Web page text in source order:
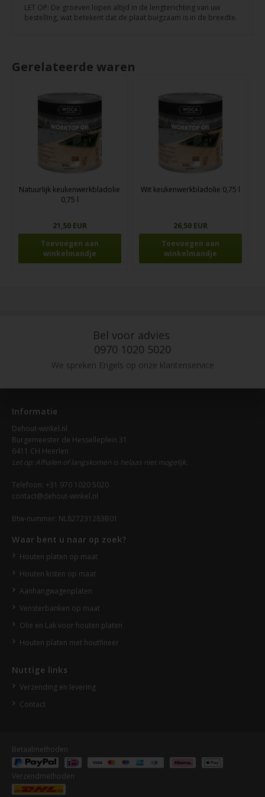
LET OP: De groeven lopen altijd in de lengterichting van uw
bestelling, wat betekent dat de plaat buigzaam is in de breedte.
Gerelateerde waren
Natuurlijk keukenwerkbladolie
0,75 l
21,50 EUR
Wit keukenwerkbladolie 0,75 l
26,50 EUR
Bel voor advies
0970 1020 5020
We spreken Engels op onze klantenservice
Informatie
Dehout-winkel.nl
Burgemeester de Hesselleplein 31
6411 CH Heerlen
Let op: Afhalen of langskomen is helaas niet mogelijk.
Telefoon: +31 970 1020 5020
contact@dehout-winkel.nl
Btw-nummer: NL827231283B01
Waar bent u naar op zoek?
Houten platen op maat
Houten kisten op maat
Aanhangwagenplaten
Vensterbanken op maat
Olie en Lak voor houten platen
Houten platen met houtfineer
Nuttige links
Verzending en levering
Contact
Betaalmethoden
Verzendmethoden